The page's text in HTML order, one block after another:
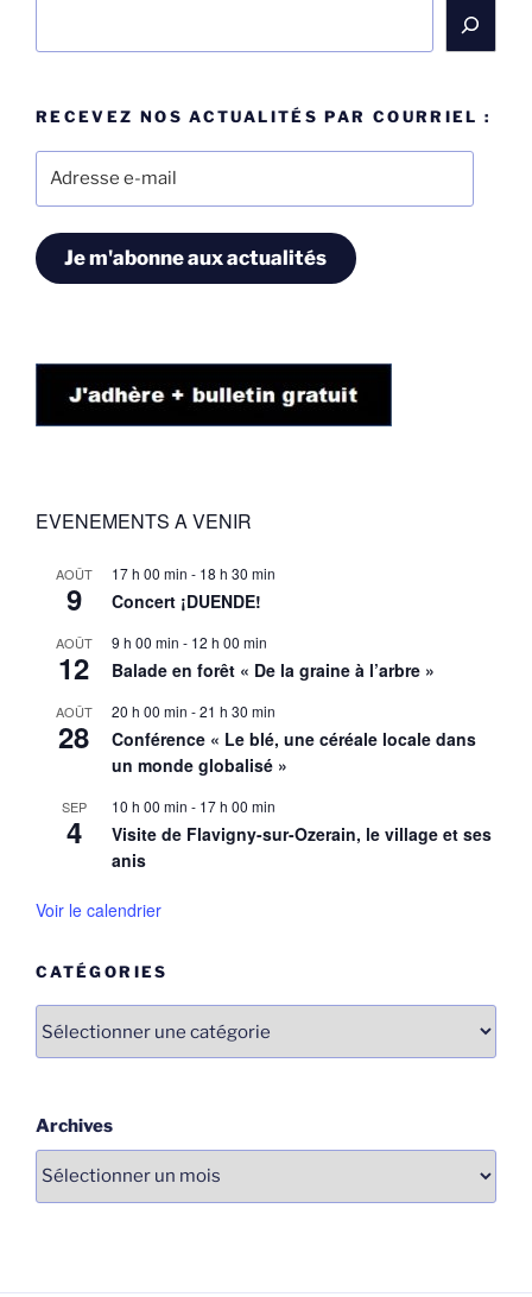
RECEVEZ NOS ACTUALITÉS PAR COURRIEL :
Je m'abonne aux actualités
EVENEMENTS A VENIR
AOÛT
9
17 h 00 min - 18 h 30 min
Concert ¡DUENDE!
AOÛT
12
9 h 00 min - 12 h 00 min
Balade en forêt « De la graine à l’arbre »
AOÛT
28
20 h 00 min -21 h 30 min
Conférence « Le blé, une céréale locale dans
un monde globalisé »
SEP
4
10 h 00 min - 17 h 00 min
Visite de Flavigny-sur-Ozerain, le village et ses
anis
Voir le calendrier
CATÉGORIES
Archives